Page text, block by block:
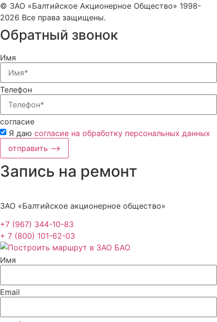
© ЗАО «Балтийское Акционерное Общество» 1998-
2026 Все права защищены.
Обратный звонок
Имя
Телефон
согласие
Я даю согласие на обработку персональных данных
отправить ⟶
Запись на ремонт
ЗАО «Балтийское акционерное общество»
+7 (967) 344-10-83
+ 7 (800) 101-62-03
Имя
Email